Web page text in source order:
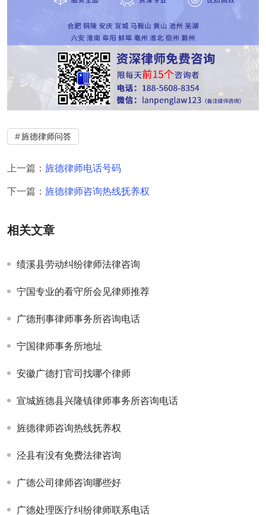
旌德律师问答
上一篇： 旌德律师电话号码
下一篇： 旌德律师咨询热线抚养权
相关文章
绩溪县劳动纠纷律师法律咨询
宁国专业的看守所会见律师推荐
广德刑事律师事务所咨询电话
宁国律师事务所地址
安徽广德打官司找哪个律师
宣城旌德县兴隆镇律师事务所咨询电话
旌德律师咨询热线抚养权
泾县有没有免费法律咨询
广德公司律师咨询哪些好
广德处理医疗纠纷律师联系电话